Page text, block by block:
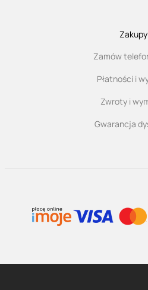
Zakupy
Zamów
Płatności i
Zwroty i
Gwarancja